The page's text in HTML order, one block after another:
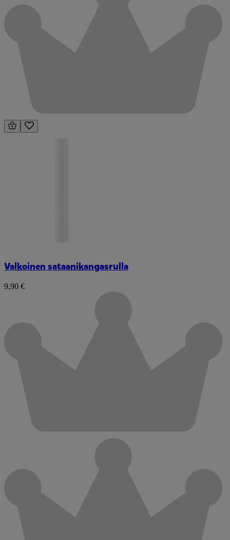
Valkoinen sataanikangasrulla
9,90 €